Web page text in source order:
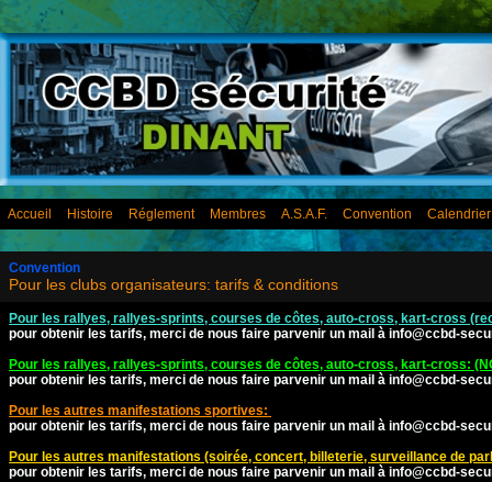
Accueil Histoire Réglement Membres A.S.A.F. Convention
Convention
Pour les clubs organisateurs: tarifs & conditions
Pour les rallyes, rallyes-sprints, courses de côtes, auto-cross, kart-cross
pour obtenir les tarifs, merci de nous faire parvenir un mail à info@ccbd-
Pour les rallyes, rallyes-sprints, courses de côtes, auto-cross, kart-cross:
pour obtenir les tarifs, merci de nous faire parvenir un mail àinfo@ccbd-
Pour les autres manifestations sportives:
pour obtenir les tarifs, merci de nous faire parvenir un mail àinfo@ccbd-
Pour les autres manifestations (soirée, concert, billeterie, surveillance de
pour obtenir les tarifs, merci de nous faire parvenir un mail àinfo@ccbd-